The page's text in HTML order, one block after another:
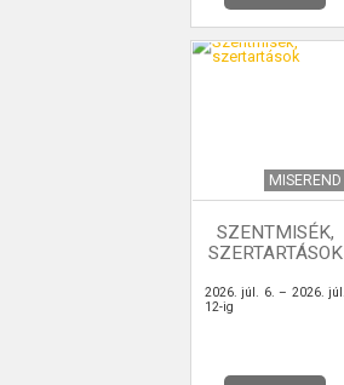
MISEREND
SZENTMISÉK,
SZERTARTÁSOK
2026. júl. 6. – 2026. júl.
12-ig